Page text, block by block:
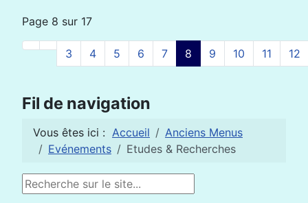
Page 8 sur 17
3 4 5 6 7 8 9 10 11 12
Fil de navigation
Vous êtes ici : Accueil
Anciens Menus
Evénements
Etudes & Recherches
Rechercher